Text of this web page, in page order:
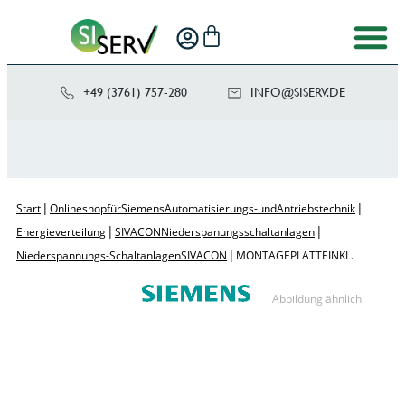
+49 (3761) 757-280 ED.VRE
SIS@OF
NI
Start | Onlineshop für Siemens Automatisierungs- und Antriebstechnik |
Energieverteilung | SIVACON Niederspanungsschaltanlagen |
Niederspannungs-Schaltanlagen SIVACON | MONTAGEPLATTE INKL.
Abbildung ähnlich